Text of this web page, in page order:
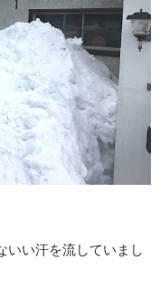
いい汗を流していまし